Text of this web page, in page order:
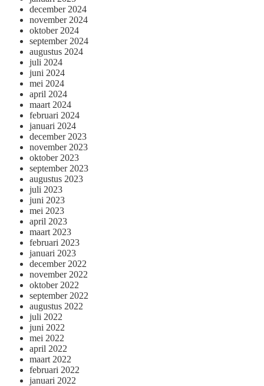
december 2024
november 2024
oktober 2024
september 2024
augustus 2024
juli 2024
juni 2024
mei 2024
april 2024
maart 2024
februari 2024
januari 2024
december 2023
november 2023
oktober 2023
september 2023
augustus 2023
juli 2023
juni 2023
mei 2023
april 2023
maart 2023
februari 2023
januari 2023
december 2022
november 2022
oktober 2022
september 2022
augustus 2022
juli 2022
juni 2022
mei 2022
april 2022
maart 2022
februari 2022
januari 2022